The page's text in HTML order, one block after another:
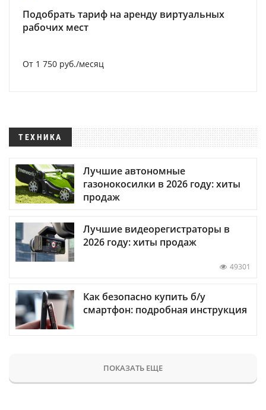
Подобрать тариф на аренду виртуальных
рабочих мест
От 1 750 руб./месяц
ТЕХНИКА
Лучшие автономные
газонокосилки в 2026 году: хиты
продаж
Лучшие видеорегистраторы в
2026 году: хиты продаж
49301
Как безопасно купить б/у
смартфон: подробная инструкция
ПОКАЗАТЬ ЕЩЕ